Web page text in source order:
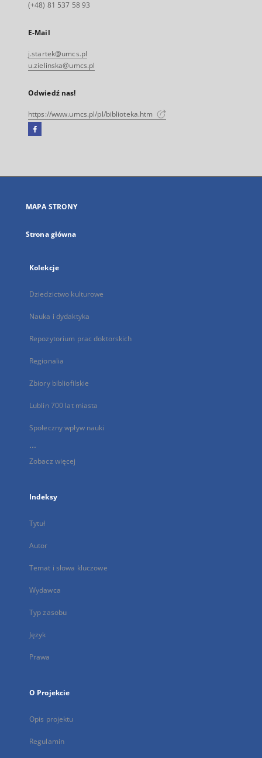
(+48) 81 537 58 93
E-Mail
j.startek@umcs.pl
u.zielinska@umcs.pl
Odwiedź nas!
https://www.umcs.pl/pl/biblioteka.htm
Facebook
się
karcie
MAPA STRONY
Strona główna
Kolekcje
Dziedzictwo kulturowe
Nauka i dydaktyka
Repozytorium prac doktorskich
Regionalia
Zbiory bibliofilskie
Lublin 700 lat miasta
Społeczny wpływ nauki
...
Zobacz więcej
Indeksy
Tytuł
Autor
Temat i słowa kluczowe
Wydawca
Typ zasobu
Język
Prawa
O Projekcie
Opis projektu
Regulamin